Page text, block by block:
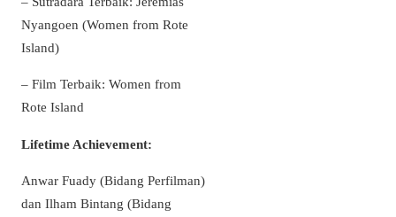
Nyangoen (Women from Rote
Island)
– Film Terbaik: Women from
Rote Island
Lifetime Achievement:
Anwar Fuady (Bidang Perfilman)
dan Ilham Bintang (Bidang